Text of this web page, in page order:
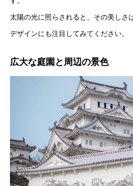
太陽の光に照らされると、その美しさ
デザインにも注目してみてください。
広大な庭園と周辺の景色